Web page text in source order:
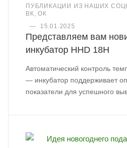
ПУБЛИКАЦИИ ИЗ НАШИХ
ВК, ОК
—
15.01.2025
Представляем вам
инкубатор HHD 18H
Автоматический контроль
— инкубатор поддерживает
показатели для успешного